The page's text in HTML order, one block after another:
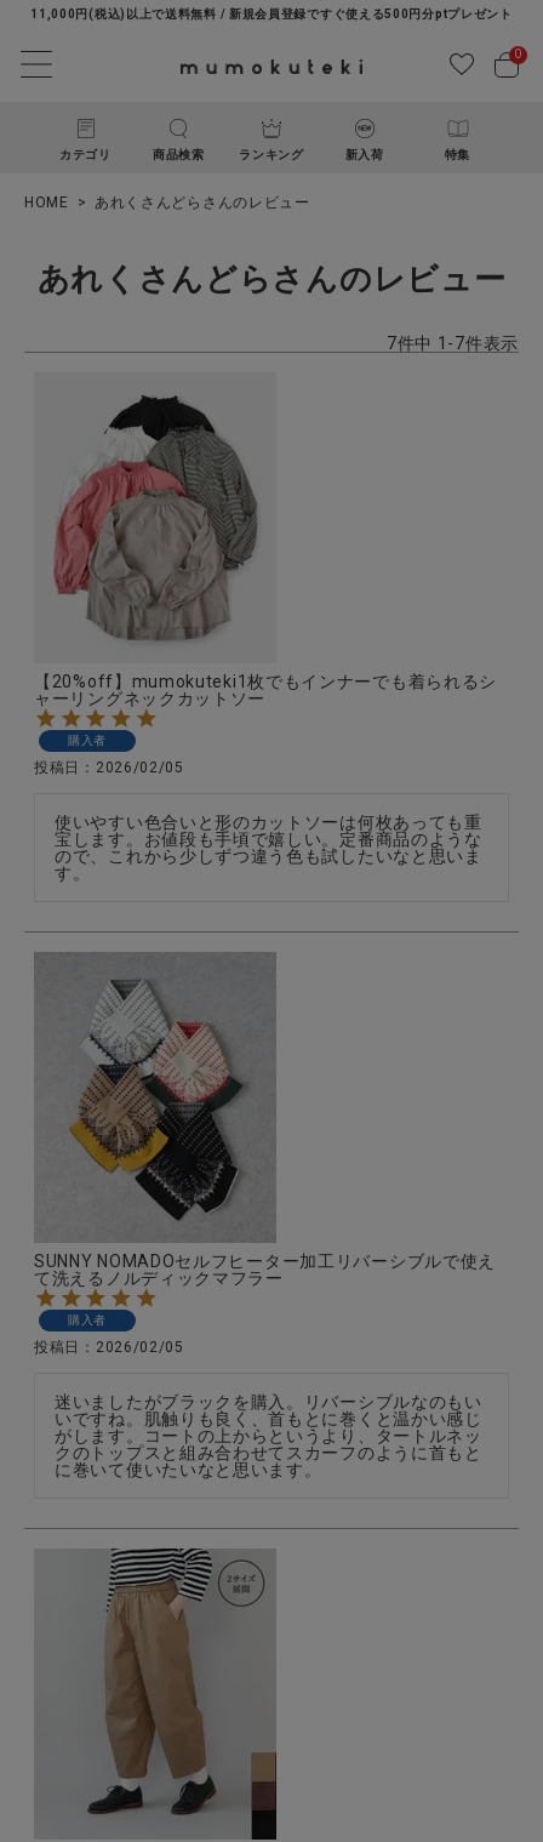
11,000円(税込)以上で送料無料 / 新規会員登録ですぐ使える500円分ptプレゼント
0
カテゴリ 商品検索 ランキング 新入荷 特集
ACCOUNT MENU
ようこそ ゲスト 様
ログイン 新規会員登録
ナチュラル服
ファッション雑貨
生活雑貨
ギフト
ブランド
全ての商品
CONTENTS
ご利用ガイド
お問い合わせ
ショップリスト
HOME あれくさんどらさんのレビュー
あれくさんどらさんのレビュー
7件中 1 -7件表示
【20%off】mumokuteki1枚でもインナーでも着られるシ
ャーリングネックカットソー
購入者
投稿日 2026/02/05
使いやすい色合いと形のカットソーは何枚あっても重
宝します。お値段も手頃で嬉しい。定番商品のような
ので、これから少しずつ違う色も試したいなと思いま
す。
SUNNY NOMADOセルフヒーター加工リバーシブルで使え
て洗えるノルディックマフラー
購入者
投稿日 2026/02/05
迷いましたがブラックを購入。リバーシブルなのもい
いですね。肌触りも良く、首もとに巻くと温かい感じ
がします。コートの上からというより、タートルネッ
クのトップスと組み合わせてスカーフのように首もと
に巻いて使いたいなと思います。